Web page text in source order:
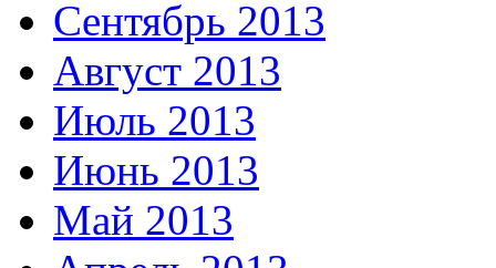
Сентябрь 2013
Август 2013
Июль 2013
Июнь 2013
Май 2013